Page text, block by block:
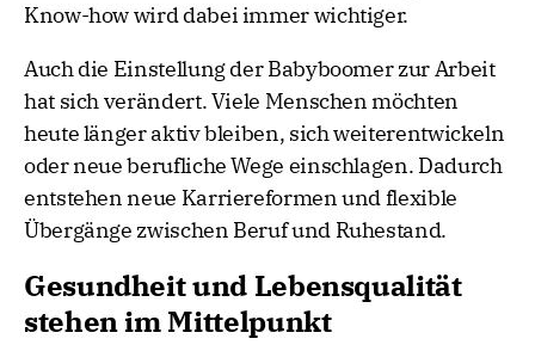
Know-how wird dabei immer wichtiger.
Auch die Einstellung der Babyboomer zur Arbeit
hat sich verändert. Viele Menschen möchten
heute länger aktiv bleiben, sich weiterentwickeln
oder neue berufliche Wege einschlagen. Dadurch
entstehen neue Karriereformen und flexible
Übergänge zwischen Beruf und Ruhestand.
Gesundheit und Lebensqualität
stehen im Mittelpunkt